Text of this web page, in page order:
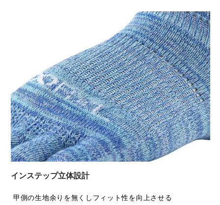
インステップ立体設計
甲側の生地余りを無くしフィット性を向上させる